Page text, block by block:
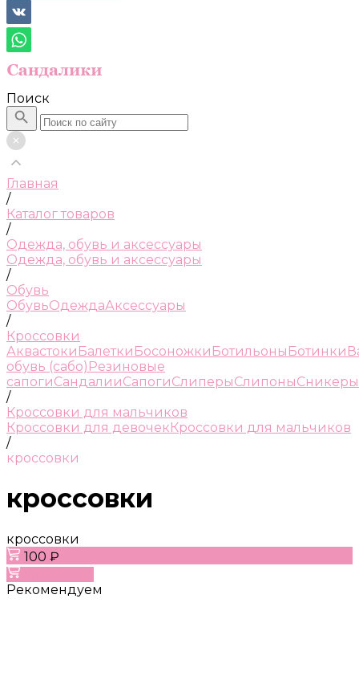
Поиск
Главная
/
Каталог товаров
/
Одежда, обувь и аксессуары
Одежда, обувь и аксессуары
/
Обувь
ОбувьОдеждаАксессуары
/
Кроссовки
Аквастоки Балетки Босоножки Ботильоны Ботинки
обувь (сабо) Резиновые
сапогиСандалииСапогиСлиперыСлипоныСникеры
/
Кроссовки для мальчиков
Кроссовки для девочекКроссовки для мальчиков
/
кроссовки
кроссовки
кроссовки
100 ₽
Рекомендуем